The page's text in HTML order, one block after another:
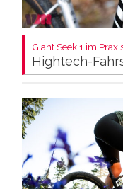
Giant Seek 1 im
Hightech-